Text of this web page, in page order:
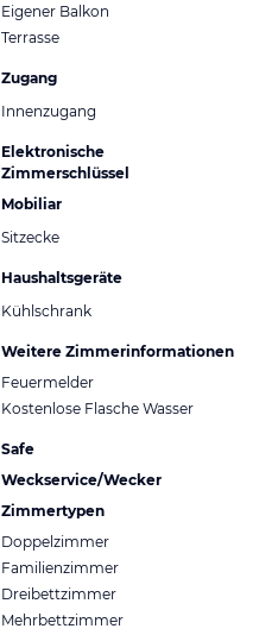
Eigener Balkon
Terrasse
Zugang
Innenzugang
Elektronische
Zimmerschlüssel
Mobiliar
Sitzecke
Haushaltsgeräte
Kühlschrank
Weitere Zimmerinformationen
Feuermelder
Kostenlose Flasche Wasser
Safe
Weckservice/Wecker
Zimmertypen
Doppelzimmer
Familienzimmer
Dreibettzimmer
Mehrbettzimmer